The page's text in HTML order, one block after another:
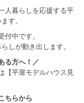
人暮らしを応援する平
す。
中です。
しが動き出します。
る方へ！／
【平屋モデルハウス見
ちらから